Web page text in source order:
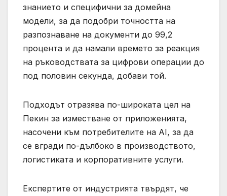
знанието и специфични за домейна
модели, за да подобри точността на
разпознаване на документи до 99,2
процента и да намали времето за реакция
на ръководствата за цифрови операции до
под половин секунда, добави той.
Подходът отразява по-широката цел на
Пекин за изместване от приложенията,
насочени към потребителите на AI, за да
се вгради по-дълбоко в производството,
логистиката и корпоративните услуги.
Експертите от индустрията твърдят, че